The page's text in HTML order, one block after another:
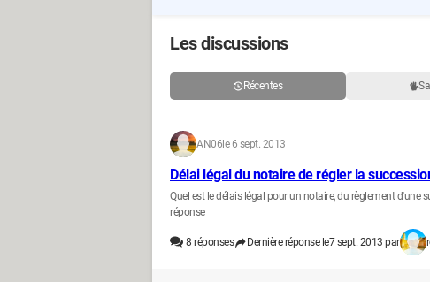
Les discussions
Récentes
AN06 le 6 sept. 2013
Délai légal du notaire de régler la
Quel est le délais légal pour un notaire, du règlement d'une
réponse
8 réponses Dernière réponse le7 sept. 2013 par